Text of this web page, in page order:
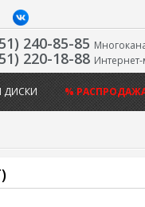
240-85-85
220-18-88
%